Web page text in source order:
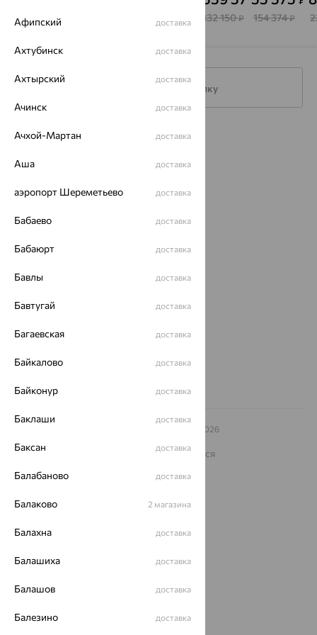
АЛЬКОР
523 978₽
Ringo
БРИЛЛИАНТЫ
КОСТРОМЫ
4 332 150₽ 154 374₽
Подписаться на рассылку
Каталог
Акции
Доставка
Покупателям
О нас
ул. Зегеля, 27/2
8 (800) 250-02-30
– 2026
На информационном ресурсе применяются
Афипский доставка
Ахтубинск доставка
Ахтырский доставка
Ачинск доставка
Ачхой-Мартан доставка
Аша доставка
аэропорт Шереметьево доставка
Бабаево доставка
Бабаюрт доставка
Бавлы доставка
Бавтугай доставка
Багаевская доставка
Байкалово доставка
Байконур доставка
Баклаши доставка
Баксан доставка
Балабаново доставка
Балаково 2 магазина
Балахна доставка
Балашиха доставка
Балашов доставка
Балезино доставка